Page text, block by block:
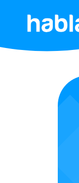
Beranda